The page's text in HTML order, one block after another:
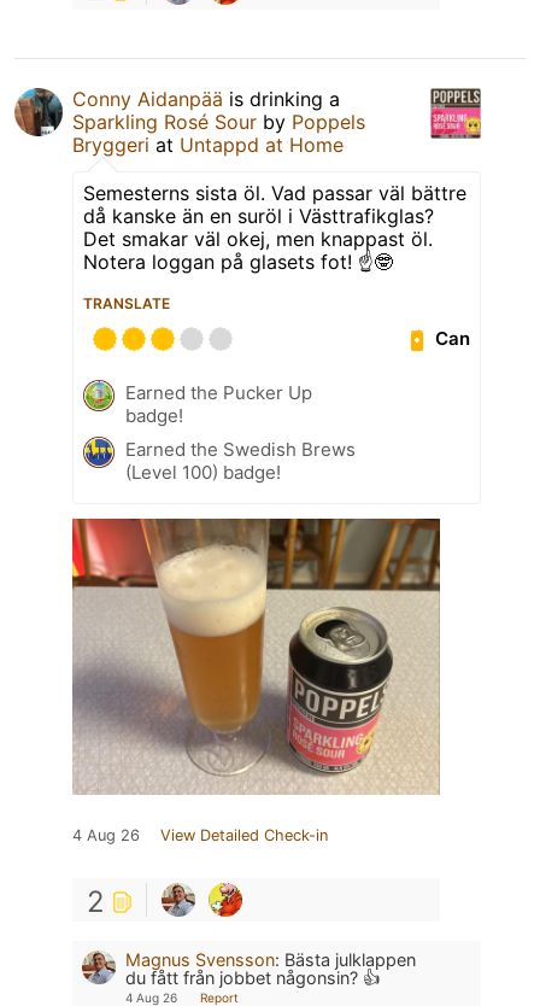
Conny Aidanpää is drinking a
Sparkling Rosé Sour by Poppels
Bryggeri at Untappd at Home
Semesterns sista öl. Vad passar väl bättre
då kanske än en suröl i Västtrafikglas?
Det smakar väl okej, men knappast öl.
Notera loggan på glasets fot! ☝️🤓
TRANSLATE
Can
Earned the Pucker Up
badge!
Earned the Swedish Brews
(Level 100) badge!
4 Aug 26 View Detailed Check-in
2
Magnus Svensson: Bästa julklappen
du fått från jobbet någonsin? 👍
4 Aug 26 Report